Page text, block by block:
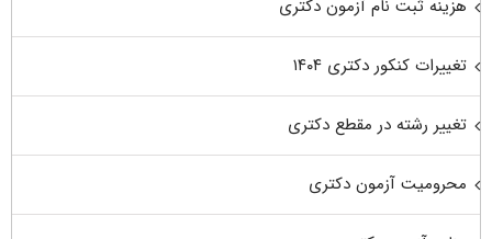
هزینه ثبت نام آزمون دکتری
تغییرات کنکور دکتری ۱۴۰۴
تغییر رشته در مقطع دکتری
محرومیت آزمون دکتری